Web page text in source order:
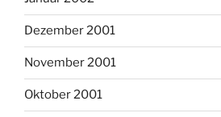
Dezember 2001
November 2001
Oktober 2001